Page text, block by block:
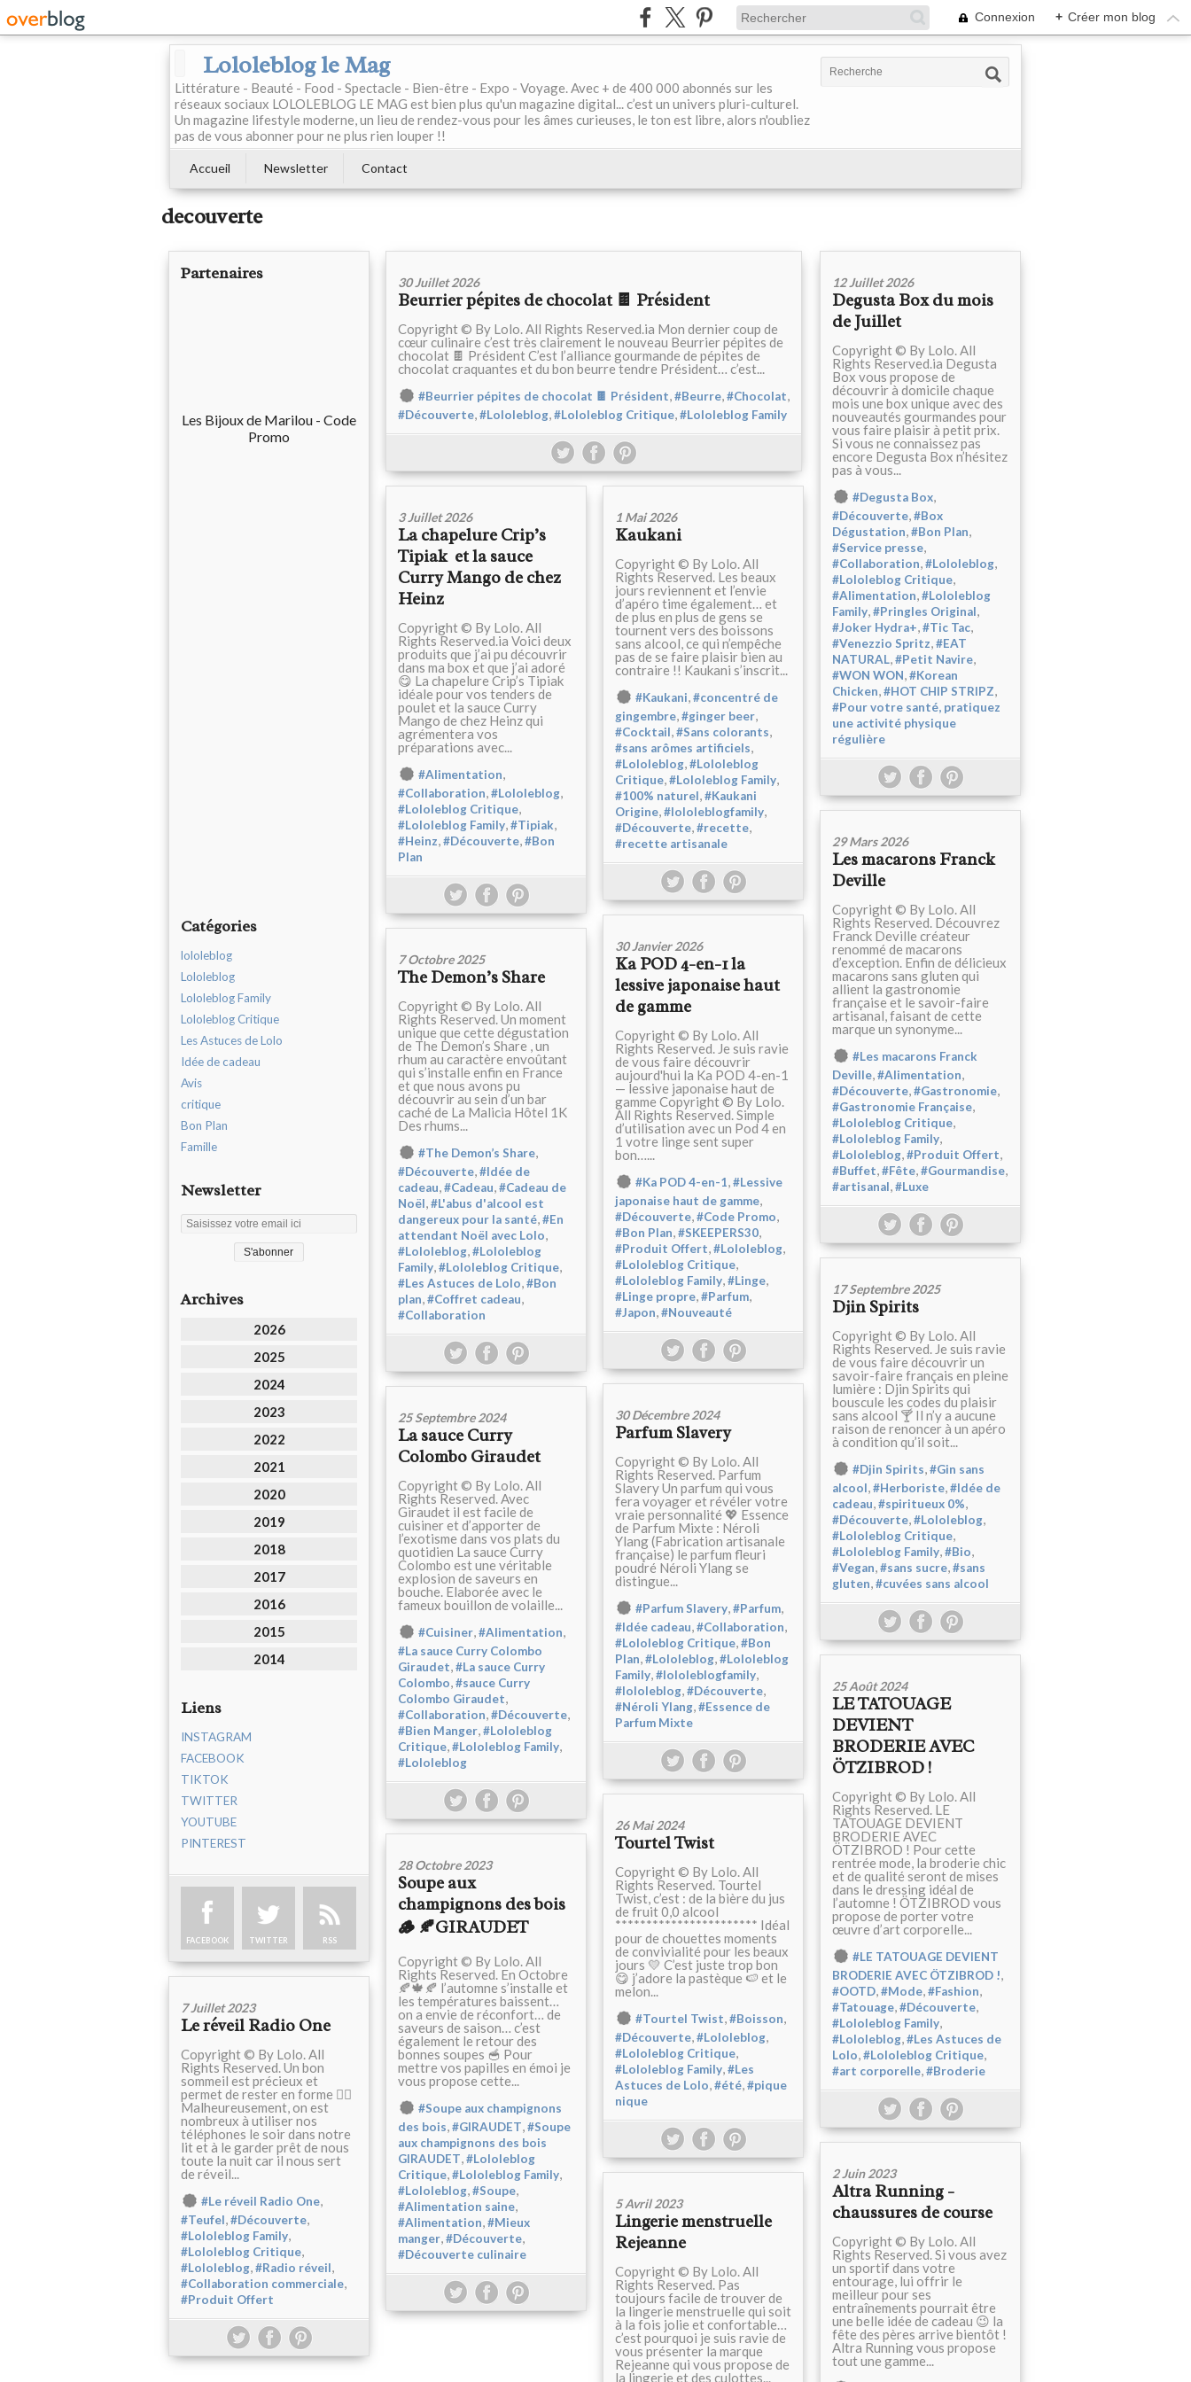
Connexion + Créer mon blog
Lololeblog le Mag
Littérature - Beauté - Food - Spectacle - Bien-être - Expo - Voyage. Avec + de 400 000 abonnés sur les
réseaux sociaux LOLOLEBLOG LE MAG est bien plus qu'un magazine digital... c’est un univers pluri-culturel.
Un magazine lifestyle moderne, un lieu de rendez-vous pour les âmes curieuses, le ton est libre, alors n'oubliez
pas de vous abonner pour ne plus rien louper !!
Accueil Newsletter Contact
decouverte
Partenaires
Les Bijoux de Marilou - Code
Promo
Catégories
lololeblog
Lololeblog
Lololeblog Family
Lololeblog Critique
Les Astuces de Lolo
Idée de cadeau
Avis
critique
Bon Plan
Famille
Newsletter
Archives
2026
2025
2024
2023
2022
2021
2020
2019
2018
2017
2016
2015
2014
Liens
INSTAGRAM
FACEBOOK
TIKTOK
TWITTER
YOUTUBE
PINTEREST
FACEBOOK TWITTER RSS
30 Juillet 2026
Beurrier pépites de chocolat 🍫 Président
Copyright © By Lolo. All Rights Reserved.ia Mon dernier coup de
cœur culinaire c’est très clairement le nouveau Beurrier pépites de
chocolat 🍫 Président C’est l’alliance gourmande de pépites de
chocolat craquantes et du bon beurre tendre Président… c’est...
#Beurrier pépites de chocolat 🍫 Président,#Beurre,#Chocolat,
#Découverte,#Lololeblog,#Lololeblog Critique,#Lololeblog Family
12 Juillet 2026
Degusta Box du mois
de Juillet
Copyright © By Lolo. All
Rights Reserved.ia Degusta
Box vous propose de
découvrir à domicile chaque
mois une box unique avec des
nouveautés gourmandes pour
vous faire plaisir à petit prix.
Si vous ne connaissez pas
encore Degusta Box n’hésitez
pas à vous...
#Degusta Box,
#Découverte,#Box
Dégustation,#Bon Plan,
#Service presse,
#Collaboration,#Lololeblog,
#Lololeblog Critique,
#Alimentation,#Lololeblog
Family,#Pringles Original,
#Joker Hydra+,#Tic Tac,
#Venezzio Spritz,#EAT
NATURAL,#Petit Navire,
#WON WON,#Korean
Chicken,#HOT CHIP STRIPZ,
#Pour votre santé, pratiquez
une activité physique
régulière
3 Juillet 2026
La chapelure Crip’s
Tipiak et la sauce
Curry Mango de chez
Heinz
Copyright © By Lolo. All
Rights Reserved.ia Voici deux
produits que j’ai pu découvrir
dans ma box et que j’ai adoré
😋 La chapelure Crip’s Tipiak
idéale pour vos tenders de
poulet et la sauce Curry
Mango de chez Heinz qui
agrémentera vos
préparations avec...
#Alimentation,
#Collaboration,#Lololeblog,
#Lololeblog Critique,
#Lololeblog Family,#Tipiak,
#Heinz,#Découverte,#Bon
Plan
1 Mai 2026
Kaukani
Copyright © By Lolo. All
Rights Reserved. Les beaux
jours reviennent et l’envie
d’apéro time également… et
de plus en plus de gens se
tournent vers des boissons
sans alcool, ce qui n’empêche
pas de se faire plaisir bien au
contraire !! Kaukani s’inscrit...
#Kaukani,#concentré de
gingembre,#ginger beer,
#Cocktail,#Sans colorants,
#sans arômes artificiels,
#Lololeblog,#Lololeblog
Critique,#Lololeblog Family,
#100% naturel,#Kaukani
Origine,#lololeblogfamily,
#Découverte,#recette,
#recette artisanale 29 Mars 2026
Les macarons Franck
Deville
Copyright © By Lolo. All
Rights Reserved. Découvrez
Franck Deville créateur
renommé de macarons
d’exception. Enfin de délicieux
macarons sans gluten qui
allient la gastronomie
française et le savoir-faire
artisanal, faisant de cette
marque un synonyme...
#Les macarons Franck
Deville,#Alimentation,
#Découverte,#Gastronomie,
#Gastronomie Française,
#Lololeblog Critique,
#Lololeblog Family,
#Lololeblog,#Produit Offert,
#Buffet,#Fête,#Gourmandise,
#artisanal,#Luxe
30 Janvier 2026
Ka POD 4-en-1 la
lessive japonaise haut
de gamme
Copyright © By Lolo. All
Rights Reserved. Je suis ravie
de vous faire découvrir
aujourd'hui la Ka POD 4-en-1
— lessive japonaise haut de
gamme Copyright © By Lolo.
All Rights Reserved. Simple
d’utilisation avec un Pod 4 en
1 votre linge sent super
bon…...
#Ka POD 4-en-1,#Lessive
japonaise haut de gamme,
#Découverte,#Code Promo,
#Bon Plan,#SKEEPERS30,
#Produit Offert,#Lololeblog,
#Lololeblog Critique,
#Lololeblog Family,#Linge,
#Linge propre,#Parfum,
#Japon,#Nouveauté
7 Octobre 2025
The Demon’s Share
Copyright © By Lolo. All
Rights Reserved. Un moment
unique que cette dégustation
de The Demon’s Share , un
rhum au caractère envoûtant
qui s’installe enfin en France
et que nous avons pu
découvrir au sein d’un bar
caché de La Malicia Hôtel 1K
Des rhums...
#The Demon’s Share,
#Découverte,#Idée de
cadeau,#Cadeau,#Cadeau de
Noël,#L'abus d'alcool est
dangereux pour la santé,#En
attendant Noël avec Lolo,
#Lololeblog,#Lololeblog
Family,#Lololeblog Critique,
#Les Astuces de Lolo,#Bon
plan,#Coffret cadeau,
#Collaboration
17 Septembre 2025
Djin Spirits
Copyright © By Lolo. All
Rights Reserved. Je suis ravie
de vous faire découvrir un
savoir-faire français en pleine
lumière : Djin Spirits qui
bouscule les codes du plaisir
sans alcool 🍸 Il n’y a aucune
raison de renoncer à un apéro
à condition qu’il soit...
#Djin Spirits,#Gin sans
alcool,#Herboriste,#Idée de
cadeau,#spiritueux 0%,
#Découverte,#Lololeblog,
#Lololeblog Critique,
#Lololeblog Family,#Bio,
#Vegan,#sans sucre,#sans
gluten,#cuvées sans alcool
30 Décembre 2024
Parfum Slavery
Copyright © By Lolo. All
Rights Reserved. Parfum
Slavery Un parfum qui vous
fera voyager et révéler votre
vraie personnalité 💖 Essence
de Parfum Mixte : Néroli
Ylang (Fabrication artisanale
française) le parfum fleuri
poudré Néroli Ylang se
distingue...
#Parfum Slavery,#Parfum,
#Idée cadeau,#Collaboration,
#Lololeblog Critique,#Bon
Plan,#Lololeblog,#Lololeblog
Family,#lololeblogfamily,
#lololeblog,#Découverte,
#Néroli Ylang,#Essence de
Parfum Mixte
25 Septembre 2024
La sauce Curry
Colombo Giraudet
Copyright © By Lolo. All
Rights Reserved. Avec
Giraudet il est facile de
cuisiner et d’apporter de
l’exotisme dans vos plats du
quotidien La sauce Curry
Colombo est une véritable
explosion de saveurs en
bouche. Elaborée avec le
fameux bouillon de volaille...
#Cuisiner,#Alimentation,
#La sauce Curry Colombo
Giraudet,#La sauce Curry
Colombo,#sauce Curry
Colombo Giraudet,
#Collaboration,#Découverte,
#Bien Manger,#Lololeblog
Critique,#Lololeblog Family,
#Lololeblog
25 Août 2024
LE TATOUAGE
DEVIENT
BRODERIE AVEC
ÖTZIBROD !
Copyright © By Lolo. All
Rights Reserved. LE
TATOUAGE DEVIENT
BRODERIE AVEC
ÖTZIBROD ! Pour cette
rentrée mode, la broderie chic
et de qualité seront de mises
dans le dressing idéal de
l’automne ! ÖTZIBROD vous
propose de porter votre
œuvre d’art corporelle...
#LE TATOUAGE DEVIENT
BRODERIE AVEC ÖTZIBROD !,
#OOTD,#Mode,#Fashion,
#Tatouage,#Découverte,
#Lololeblog Family,
#Lololeblog,#Les Astuces de
Lolo,#Lololeblog Critique,
#art corporelle,#Broderie
26 Mai 2024
Tourtel Twist
Copyright © By Lolo. All
Rights Reserved. Tourtel
Twist, c’est : de la bière du jus
de fruit 0,0 alcool
*********************** Idéal
pour de chouettes moments
de convivialité pour les beaux
jours 💛 C’est juste trop bon
😋 j’adore la pastèque 🍉 et le
melon...
#Tourtel Twist,#Boisson,
#Découverte,#Lololeblog,
#Lololeblog Critique,
#Lololeblog Family,#Les
Astuces de Lolo,#été,#pique
nique
28 Octobre 2023
Soupe aux
champignons des bois
🪵 🍂GIRAUDET
Copyright © By Lolo. All
Rights Reserved. En Octobre
🍂🍁🍂 l’automne s’installe et
les températures baissent…
on a envie de réconfort… de
saveurs de saison… c’est
également le retour des
bonnes soupes 🥣 Pour
mettre vos papilles en émoi je
vous propose cette...
#Soupe aux champignons
des bois,#GIRAUDET,#Soupe
aux champignons des bois
GIRAUDET,#Lololeblog
Critique,#Lololeblog Family,
#Lololeblog,#Soupe,
#Alimentation saine,
#Alimentation,#Mieux
manger,#Découverte,
#Découverte culinaire
7 Juillet 2023
Le réveil Radio One
Copyright © By Lolo. All
Rights Reserved. Un bon
sommeil est précieux et
permet de rester en forme ✌🏻
Malheureusement, on est
nombreux à utiliser nos
téléphones le soir dans notre
lit et à le garder prêt de nous
toute la nuit car il nous sert
de réveil...
#Le réveil Radio One,
#Teufel,#Découverte,
#Lololeblog Family,
#Lololeblog Critique,
#Lololeblog,#Radio réveil,
#Collaboration commerciale,
#Produit Offert
2 Juin 2023
Altra Running -
chaussures de course
Copyright © By Lolo. All
Rights Reserved. Si vous avez
un sportif dans votre
entourage, lui offrir le
meilleur pour ses
entraînements pourrait être
une belle idée de cadeau 😉 la
fête des pères arrive bientôt !
Altra Running vous propose
tout une gamme...
5 Avril 2023
Lingerie menstruelle
Rejeanne
Copyright © By Lolo. All
Rights Reserved. Pas
toujours facile de trouver de
la lingerie menstruelle qui soit
à la fois jolie et confortable…
c’est pourquoi je suis ravie de
vous présenter la marque
Rejeanne qui vous propose de
la lingerie et des culottes...